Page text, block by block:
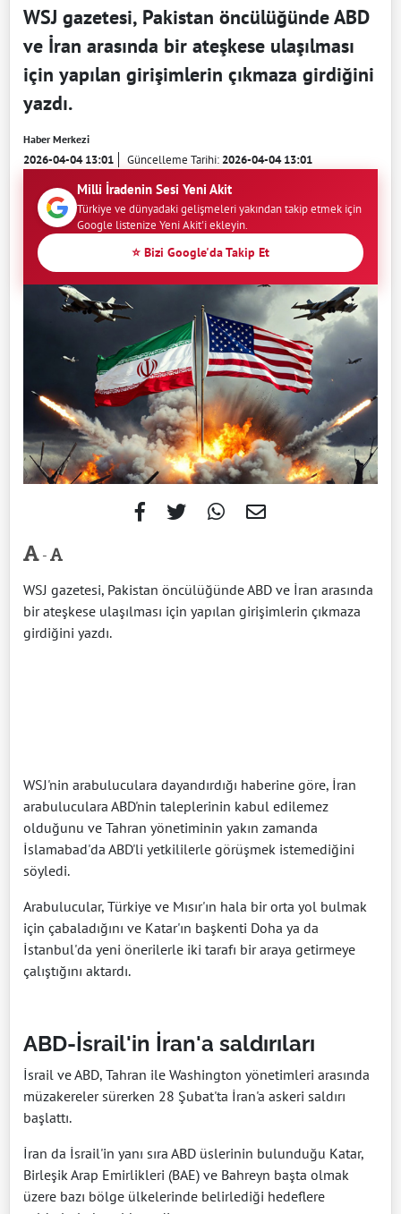
WSJ gazetesi, Pakistan öncülüğünde ABD
ve İran arasında bir ateşkese ulaşılması
için yapılan girişimlerin çıkmaza girdiğini
yazdı.
Haber Merkezi
2026-04-04 13:01 Güncelleme Tarihi:2026-04-04 13:01
Milli İradenin Sesi Yeni Akit
Türkiye ve dünyadaki gelişmeleri yakından takip etmek için
Google listenize Yeni Akit'i ekleyin.
⭐ Bizi Google'da Takip Et
-
WSJ gazetesi, Pakistan öncülüğünde ABD ve İran arasında
bir ateşkese ulaşılması için yapılan girişimlerin çıkmaza
girdiğini yazdı.
WSJ'nin arabuluculara dayandırdığı haberine göre, İran
arabuluculara ABD'nin taleplerinin kabul edilemez
olduğunu ve Tahran yönetiminin yakın zamanda
İslamabad'da ABD'li yetkililerle görüşmek istemediğini
söyledi.
Arabulucular, Türkiye ve Mısır'ın hala bir orta yol bulmak
için çabaladığını ve Katar'ın başkenti Doha ya da
İstanbul'da yeni önerilerle iki tarafı bir araya getirmeye
çalıştığını aktardı.
ABD-İsrail'in İran'a saldırıları
İsrail ve ABD, Tahran ile Washington yönetimleri arasında
müzakereler sürerken 28 Şubat'ta İran'a askeri saldırı
başlattı.
İran da İsrail'in yanı sıra ABD üslerinin bulunduğu Katar,
Birleşik Arap Emirlikleri (BAE) ve Bahreyn başta olmak
üzere bazı bölge ülkelerinde belirlediği hedeflere